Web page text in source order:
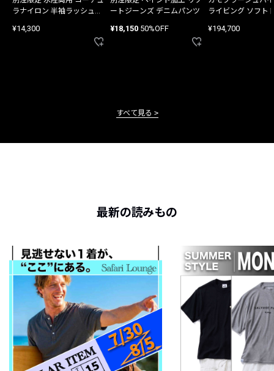
ラナイロン 半袖ラッシュガ
¥14,300
ートジーンズ デニムパンツ
¥18,150 50%OFF
ライビング ソフト
¥194,700
すべて見る
最新の読みもの